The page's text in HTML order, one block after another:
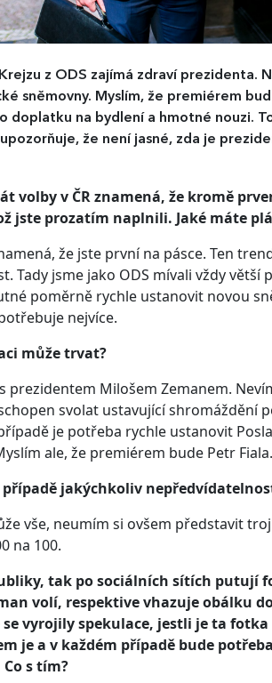
z ODS zajímá zdraví prezidenta.
sněmovny. Myslím, že premiérem
doplatku na bydlení a hmotné nouzi.
že není jasné, zda je
volby v ČR znamená, že kromě
jste prozatím naplnili. Jaké máte
že jste první na pásce. Ten
Tady jsme jako ODS mívali vždy větší
poměrně rychle ustanovit novou
nejvíce.
může trvat?
prezidentem Milošem Zemanem.
svolat ustavující shromáždění
je potřeba rychle ustanovit
ale, že premiérem bude Petr Fiala.
jakýchkoliv
vše, neumím si ovšem představit
na 100.
tak po sociálních sítích putují
volí, respektive vhazuje obálku
vyrojily spekulace, jestli je ta
je a v každém případě bude
s tím?